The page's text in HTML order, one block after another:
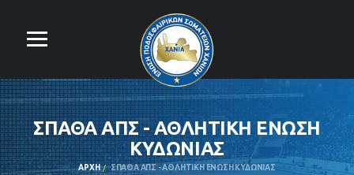
ΣΠΑΘΑ ΑΠΣ - ΑΘΛΗΤΙΚΗ ΕΝΩΣΗ
ΚΥΔΩΝΙΑΣ
ΑΡΧΉ ΣΠΑΘΑ ΑΠΣ - ΑΘΛΗΤΙΚΗ ΕΝΩΣΗ ΚΥΔΩΝΙΑΣ